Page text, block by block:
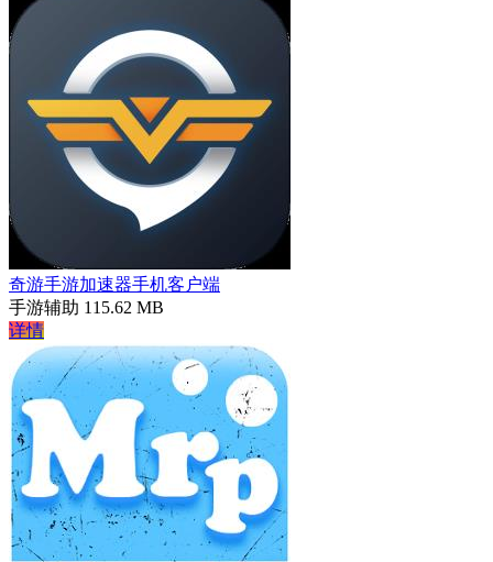
奇游手游加速器手机客户端
手游辅助 115.62 MB
详情